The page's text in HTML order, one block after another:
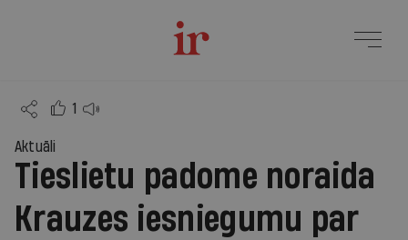
1
Aktuāli
Tieslietu padome noraida
Krauzes iesniegumu par